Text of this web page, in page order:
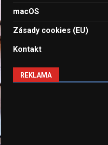
macOS
Zásady cookies (EU)
Kontakt
REKLAMA